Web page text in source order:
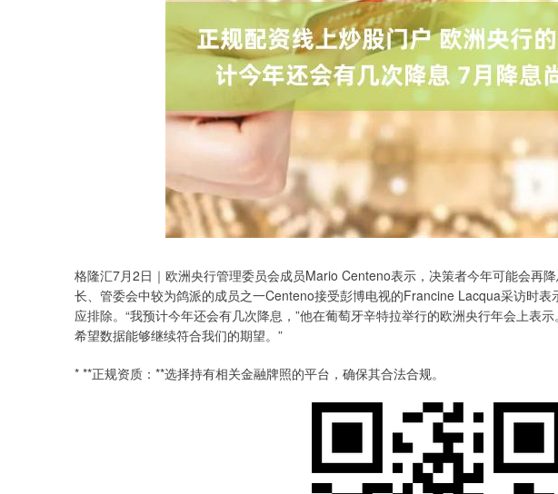
格隆汇7月2日｜欧洲央行管理委员会成员Mario Centeno表示，决策者今年可能会再
长、管委会中较为鸽派的成员之一Centeno接受彭博电视的Francine Lacqua采访时
应排除。“我预计今年还会有几次降息，”他在葡萄牙辛特拉举行的欧洲央行年会上表
希望数据能够继续符合我们的期望。”
* **正规资质：**选择持有相关金融牌照的平台，确保其合法合规。